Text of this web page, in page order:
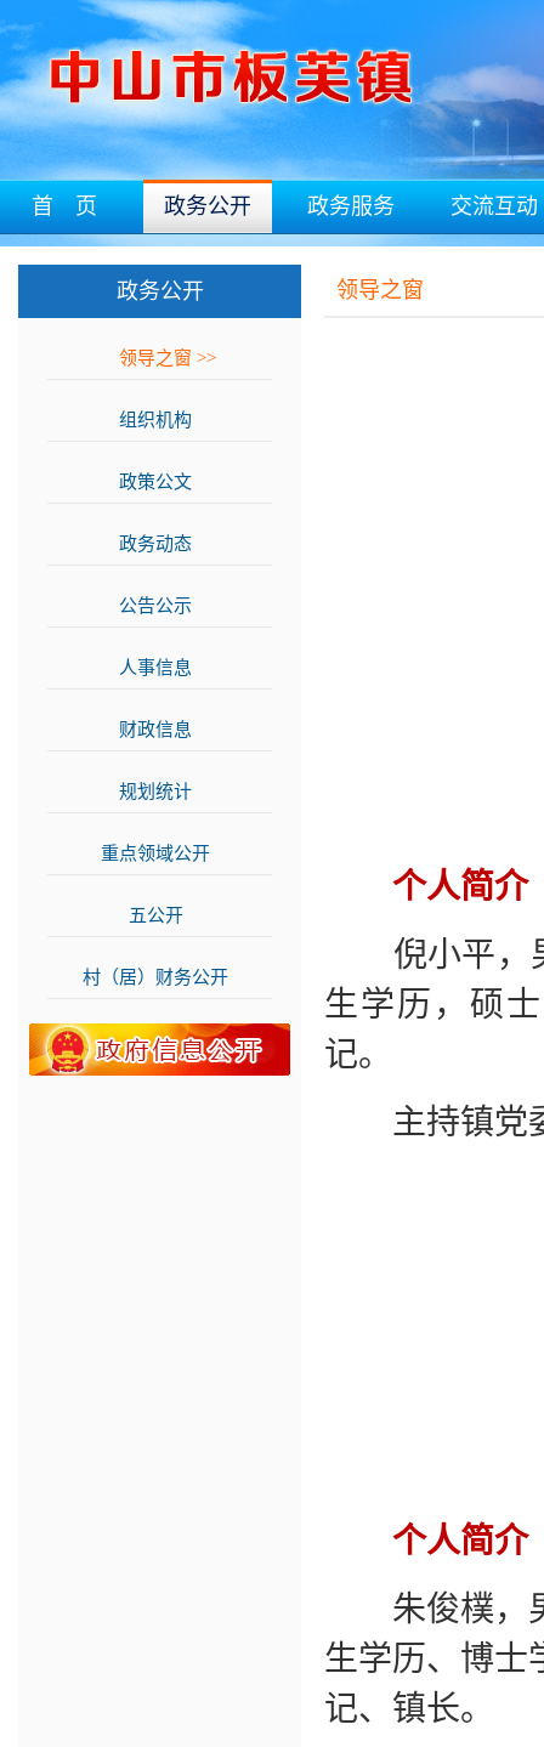
首 页 政务公开 政务服务 交流互动
政务公开
领导之窗 >>
组织机构
政策公文
政务动态
公告公示
人事信息
财政信息
规划统计
重点领域公开
五公开
村（居）财务公开
领导之窗
个人简介
倪小平，男
生学历，硕
记。
主持镇党
个人简介
朱俊樸，男
生学历、博士
记、镇长。